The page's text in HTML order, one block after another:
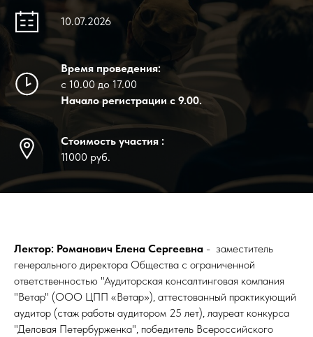
10.07.2026
Время проведения:
с 10.00 до 17.00
Начало регистрации с 9.00.
Стоимость участия :
11000 руб.
Лектор: Романович Елена Сергеевна - заместитель
генерального директора Общества с ограниченной
ответственностью "Аудиторская консалтинговая компания
"Ветар" (ООО ЦПП «Ветар»), аттестованный практикующий
аудитор (стаж работы аудитором 25 лет), лауреат конкурса
"Деловая Петербурженка", победитель Всероссийского